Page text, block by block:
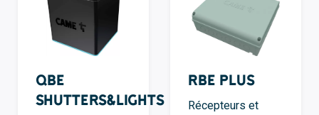
QBE
Shutters&Lights
RBE Plus
Récepteurs et